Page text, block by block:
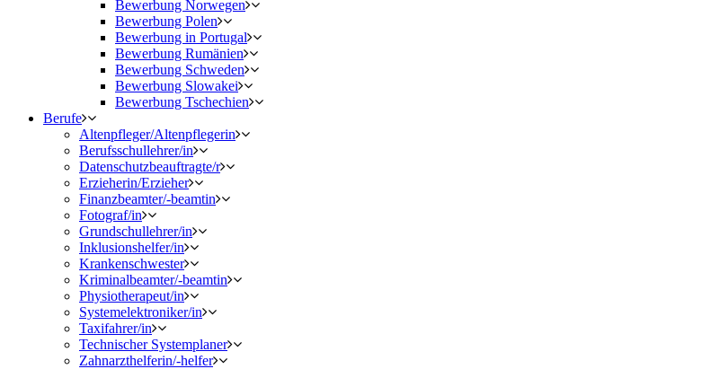
Bewerbung Norwegen
Bewerbung Polen
Bewerbung in Portugal
Bewerbung Rumänien
Bewerbung Schweden
Bewerbung Slowakei
Bewerbung Tschechien
Berufe
Altenpfleger/Altenpflegerin
Berufsschullehrer/in
Datenschutzbeauftragte/r
Erzieherin/Erzieher
Finanzbeamter/-beamtin
Fotograf/in
Grundschullehrer/in
Inklusionshelfer/in
Krankenschwester
Kriminalbeamter/-beamtin
Physiotherapeut/in
Systemelektroniker/in
Taxifahrer/in
Technischer Systemplaner
Zahnarzthelferin/-helfer